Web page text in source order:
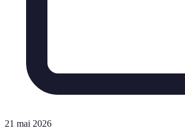
21 mai 2026